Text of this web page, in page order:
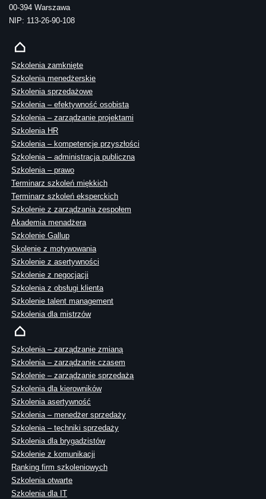
00-394 Warszawa
NIP: 113-26-90-108
Szkolenia zamknięte
Szkolenia menedżerskie
Szkolenia sprzedażowe
Szkolenia – efektywność osobista
Szkolenia – zarządzanie projektami
Szkolenia HR
Szkolenia – kompetencje przyszłości
Szkolenia – administracja publiczna
Szkolenia – prawo
Terminarz szkoleń miękkich
Terminarz szkoleń eksperckich
Szkolenie z zarządzania zespołem
Akademia menadżera
Szkolenie Gallup
Skolenie z motywowania
Szkolenie z asertywności
Szkolenie z negocjacji
Szkolenia z obsługi klienta
Szkolenie talent management
Szkolenia dla mistrzów
Szkolenia – zarządzanie zmianą
Szkolenia – zarządzanie czasem
Szkolenie – zarządzanie sprzedażą
Szkolenia dla kierowników
Szkolenia asertywność
Szkolenia – menedżer sprzedaży
Szkolenia – techniki sprzedaży
Szkolenia dla brygadzistów
Szkolenie z komunikacji
Ranking firm szkoleniowych
Szkolenia otwarte
Szkolenia dla IT